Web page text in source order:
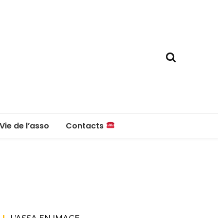
Vie de l’asso
Questions fréquentes
Contacts